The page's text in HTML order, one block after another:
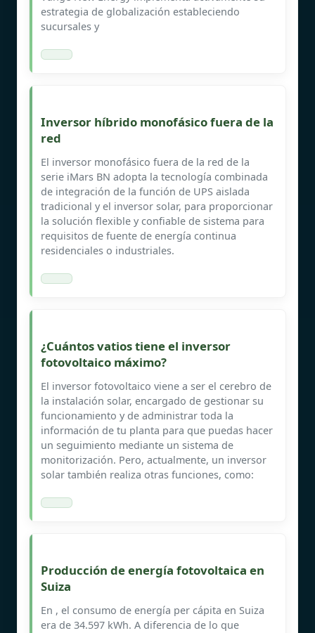
estrategia de globalización estableciendo
sucursales y
Inversor híbrido monofásico fuera de la
red
El inversor monofásico fuera de la red de la
serie iMars BN adopta la tecnología combinada
de integración de la función de UPS aislada
tradicional y el inversor solar, para proporcionar
la solución flexible y confiable de sistema para
requisitos de fuente de energía continua
residenciales o industriales.
¿Cuántos vatios tiene el inversor
fotovoltaico máximo?
El inversor fotovoltaico viene a ser el cerebro de
la instalación solar, encargado de gestionar su
funcionamiento y de administrar toda la
información de tu planta para que puedas hacer
un seguimiento mediante un sistema de
monitorización. Pero, actualmente, un inversor
solar también realiza otras funciones, como:
Producción de energía fotovoltaica en
Suiza
En , el consumo de energía per cápita en Suiza
era de 34.597 kWh. A diferencia de lo que